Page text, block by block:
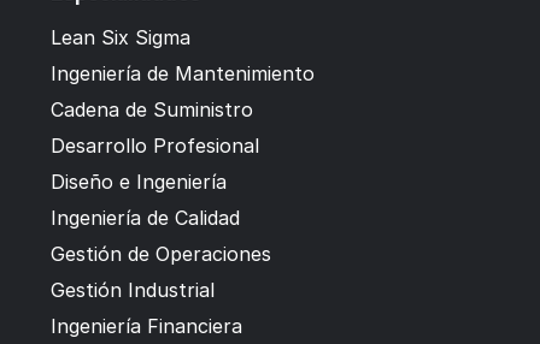
Lean Six Sigma
Ingeniería de Mantenimiento
Cadena de Suministro
Desarrollo Profesional
Diseño e Ingeniería
Ingeniería de Calidad
Gestión de Operaciones
Gestión Industrial
Ingeniería Financiera